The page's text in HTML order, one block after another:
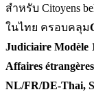
สำหรับ Citoyens
ในไทย ครอบคลุม
Judiciaire Modèle
Affaires
NL/FR/DE-Thai,